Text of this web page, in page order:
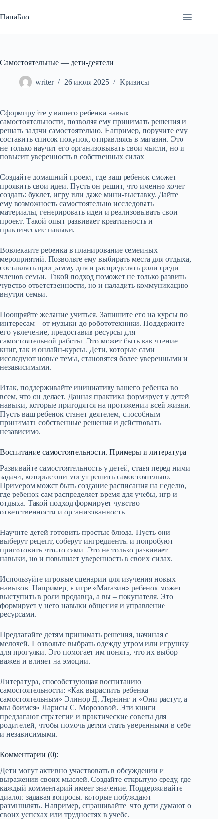
к
сути
ПапаБло
Самостоятельные — дети-деятели
writer 26 июля 2025 Кризисы
Сформируйте у вашего ребенка навык
самостоятельности, позволяя ему принимать решения и
решать задачи самостоятельно. Например, поручите ему
составить список покупок, отправляясь в магазин. Это
не только научит его организовывать свои мысли, но и
повысит уверенность в собственных силах.
Создайте домашний проект, где ваш ребенок сможет
проявить свои идеи. Пусть он решит, что именно хочет
создать: буклет, игру или даже мини-выставку. Дайте
ему возможность самостоятельно исследовать
материалы, генерировать идеи и реализовывать свой
проект. Такой опыт развивает креативность и
практические навыки.
Вовлекайте ребенка в планирование семейных
мероприятий. Позвольте ему выбирать места для отдыха,
составлять программу дня и распределять роли среди
членов семьи. Такой подход поможет не только развить
чувство ответственности, но и наладить коммуникацию
внутри семьи.
Поощряйте желание учиться. Запишите его на курсы по
интересам – от музыки до робототехники. Поддержите
его увлечение, предоставив ресурсы для
самостоятельной работы. Это может быть как чтение
книг, так и онлайн-курсы. Дети, которые сами
исследуют новые темы, становятся более уверенными и
независимыми.
Итак, поддерживайте инициативу вашего ребенка во
всем, что он делает. Данная практика формирует у детей
навыки, которые пригодятся на протяжении всей жизни.
Пусть ваш ребенок станет деятелем, способным
принимать собственные решения и действовать
независимо.
Воспитание самостоятельности. Примеры и литература
Развивайте самостоятельность у детей, ставя перед ними
задачи, которые они могут решить самостоятельно.
Примером может быть создание расписания на неделю,
где ребенок сам распределяет время для учебы, игр и
отдыха. Такой подход формирует чувство
ответственности и организованность.
Научите детей готовить простые блюда. Пусть они
выберут рецепт, соберут ингредиенты и попробуют
приготовить что-то сами. Это не только развивает
навыки, но и повышает уверенность в своих силах.
Используйте игровые сценарии для изучения новых
навыков. Например, в игре «Магазин» ребенок может
выступить в роли продавца, а вы – покупателя. Это
формирует у него навыки общения и управление
ресурсами.
Предлагайте детям принимать решения, начиная с
мелочей. Позвольте выбрать одежду утром или игрушку
для прогулки. Это помогает им понять, что их выбор
важен и влияет на эмоции.
Литература, способствующая воспитанию
самостоятельности: «Как вырастить ребенка
самостоятельным» Элинор Д. Лернинг и «Они растут, а
мы боимся» Ларисы С. Морозовой. Эти книги
предлагают стратегии и практические советы для
родителей, чтобы помочь детям стать уверенными в себе
и независимыми.
Комментарии (0):
Дети могут активно участвовать в обсуждении и
выражении своих мыслей. Создайте открытую среду, где
каждый комментарий имеет значение. Поддерживайте
диалог, задавая вопросы, которые побуждают
размышлять. Например, спрашивайте, что дети думают о
своих успехах или трудностях в учебе.